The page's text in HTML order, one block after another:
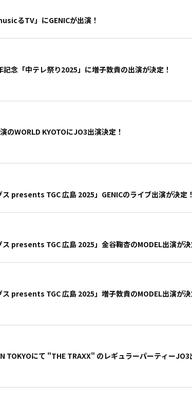
るTV」にGENICが出演！
念「中テレ祭り2025」に増子敦貴の出演が決定！
のWORLD KYOTOにJO3出演決定！
ス presents TGC 広島 2025」GENICのライブ出演が決定！
ス presents TGC 広島 2025」金谷鞠杏のMODEL出演が決
ス presents TGC 広島 2025」増子敦貴のMODEL出演が決
にて "THE TRAXX" のレギュラーパーティーJO3